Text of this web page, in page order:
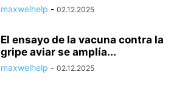
maxwelhelp - 02.12.2025
El ensayo de la vacuna contra la
gripe aviar se amplía...
maxwelhelp - 02.12.2025